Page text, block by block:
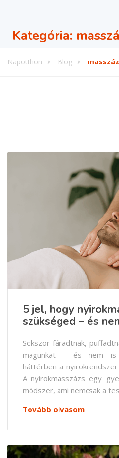
Kategória:
Napotthon Blog
5 jel, hogy
szükséged – és
Sokszor fáradtnak,
magunkat – és nem is
háttérben a
A nyirokmasszázs egy
módszer, ami nemcsak a
Tovább olvasom